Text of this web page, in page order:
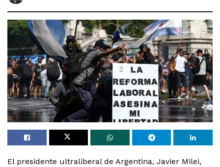
El presidente ultraliberal de Argentina, Javier Milei,